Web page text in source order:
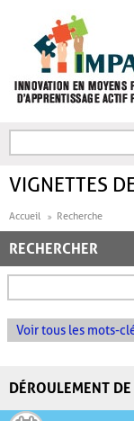
FORMULAIRE DE
VIGNETTES
Accueil Recherche
RECHERCHER
Voir tous les mots-
DÉROULEMENT